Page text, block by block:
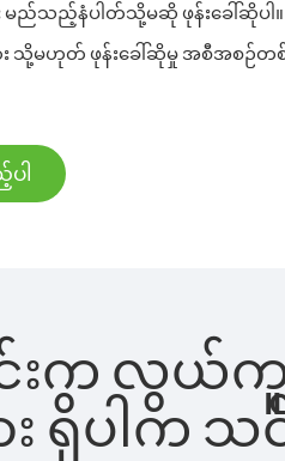
မည်သည့်နံပါတ်သို့မဆို ဖုန်းခေါ်ဆိုပါ။
း သို့မဟုတ် ဖုန်းခေါ်ဆိုမှု အစီအစဉ်
ါ
ခြင်းက လွ
း ရှိပါက